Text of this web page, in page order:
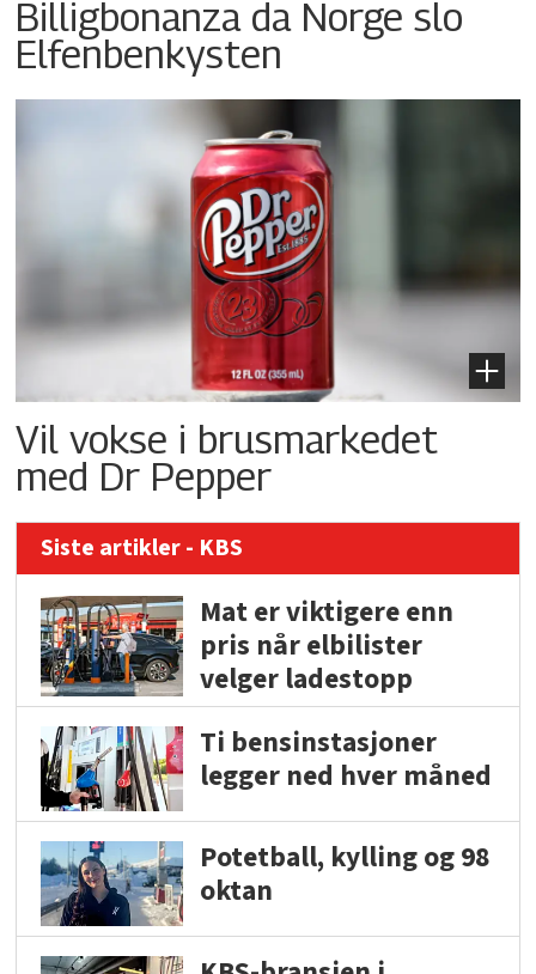
Billigbonanza da Norge slo
Elfenbenkysten
Vil vokse i brusmarkedet
med Dr Pepper
Siste artikler - KBS
Mat er viktigere enn
pris når elbilister
velger ladestopp
Ti bensinstasjoner
legger ned hver måned
Potetball, kylling og 98
oktan